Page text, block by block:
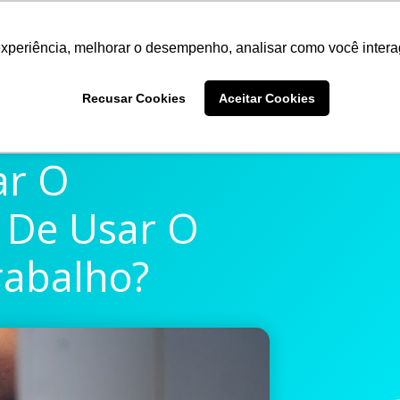
melhorar o desempenho, analisar como você
Recusar Cookies Aceitar Cookies
O
Usar O